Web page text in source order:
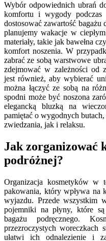
Wybór odpowiednich ubrań
komfortu i wygody podczas
dostosować zawartość
planujemy wakacje w
materiały, takie jak bawełna
komfort noszenia. W
zabrać ze sobą warstwowe
zdejmować w zależności od
jest również, aby wybierać
można łączyć ze sobą na
spodni może być noszona
elegancką bluzką na
pamiętać o wygodnych
zwiedzania, jak i relaksu.
Jak zorganizować
podróżnej?
Organizacja kosmetyków w
pakowania, który wpływa na
wyjazdu. Przede wszystkim
pojemniki na płyny, które
bagażu podręcznego.
przezroczystych woreczkach
ułatwi ich odnalezienie i